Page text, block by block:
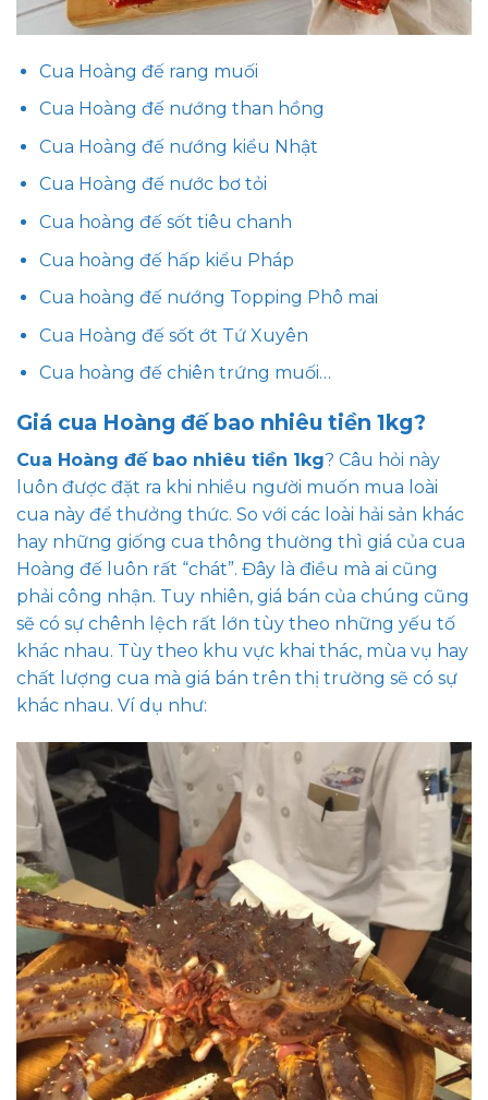
Cua Hoàng đế rang muối
Cua Hoàng đế nướng than hồng
Cua Hoàng đế nướng kiểu Nhật
Cua Hoàng đế nước bơ tỏi
Cua hoàng đế sốt tiêu chanh
Cua hoàng đế hấp kiểu Pháp
Cua hoàng đế nướng Topping Phô mai
Cua Hoàng đế sốt ớt Tứ Xuyên
Cua hoàng đế chiên trứng muối…
Giá cua Hoàng đế bao nhiêu tiền 1kg?
Cua Hoàng đế bao nhiêu tiền 1kg? Câu hỏi này
luôn được đặt ra khi nhiều người muốn mua loài
cua này để thưởng thức. So với các loài hải sản khác
hay những giống cua thông thường thì giá của cua
Hoàng đế luôn rất “chát”. Đây là điều mà ai cũng
phải công nhận. Tuy nhiên, giá bán của chúng cũng
sẽ có sự chênh lệch rất lớn tùy theo những yếu tố
khác nhau. Tùy theo khu vực khai thác, mùa vụ hay
chất lượng cua mà giá bán trên thị trường sẽ có sự
khác nhau. Ví dụ như: